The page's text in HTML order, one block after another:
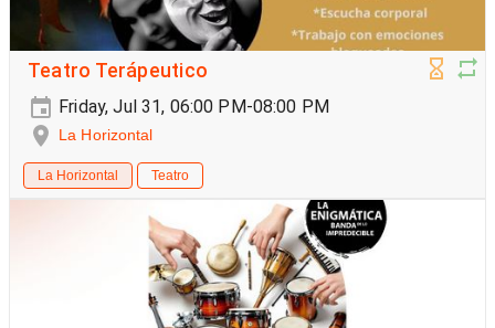
Teatro Terápeutico
Friday, Jul 31, 06:00 PM-08:00 PM
La Horizontal
La Horizontal Teatro